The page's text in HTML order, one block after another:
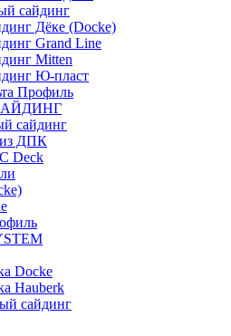
сайдинг
Дёке (Docke)
Grand Line
Mitten
Ю-пласт
Профиль
сайдинг
ДПК
Deck
Docke
Hauberk
сайдинг